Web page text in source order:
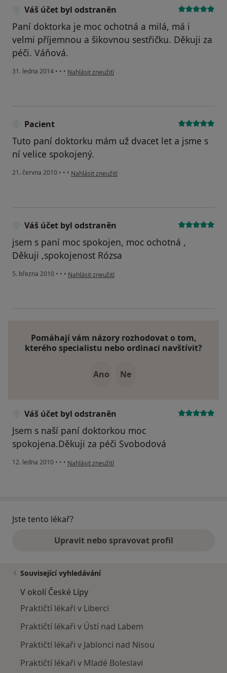
Váš účet byl odstraněn
Paní doktorka je moc ochotná a milá, má i
velmi příjemnou a šikovnou sestřičku. Děkuji za
péči. Váňová.
31. ledna 2014 • • • podle názoru uživatele Váš účet byl odstraněn
Nahlásit zneužití
Pacient
Tuto paní doktorku mám už dvacet let a jsme s
ní velice spokojený.
21. června 2010 • • • podle názoru uživatele Pacient
Nahlásit zneužití
Váš účet byl odstraněn
jsem s paní moc spokojen, moc ochotná ,
Děkuji ,spokojenost Rózsa
5. března 2010 • • • podle názoru uživatele Váš účet byl odstraněn
Nahlásit zneužití
Pomáhají vám názory rozhodovat o tom,
kterého specialistu nebo ordinaci navštívit?
Ano Ne
Váš účet byl odstraněn
Jsem s naší paní doktorkou moc
spokojena.Děkuji za péči Svobodová
12. ledna 2010 • • • podle názoru uživatele Váš účet byl odstraněn
Nahlásit zneužití
Jste tento lékař?
Upravit nebo spravovat profil
Související vyhledávání
V okolí České Lípy
Praktičtí lékaři v Liberci
Praktičtí lékaři v Ústí nad Labem
Praktičtí lékaři v Jablonci nad Nisou
Praktičtí lékaři v Mladé Boleslavi